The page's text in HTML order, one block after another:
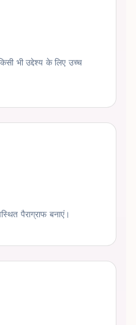
भी उद्देश्य के लिए उच्च
पैराग्राफ बनाएं।